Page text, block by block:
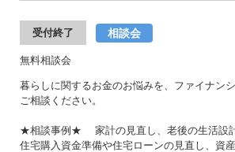
受付終了 相談会
無料相談会
暮らしに関するお金のお悩みを、ファイナン
ご相談ください。
★相談事例★ 家計の見直し、老後の生活設計
住宅購入資金準備や住宅ローンの見直し、資